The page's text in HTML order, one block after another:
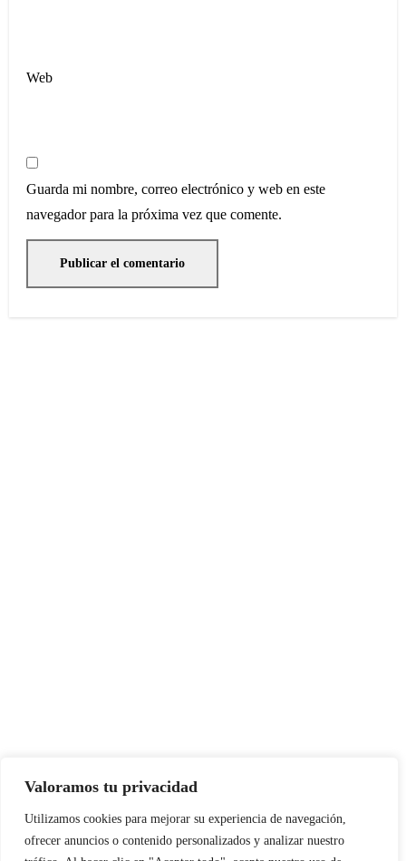
Valoramos tu privacidad
Utilizamos cookies para mejorar su experiencia de navegación,
ofrecer anuncios o contenido personalizados y analizar nuestro
Web
Guarda mi nombre, correo electrónico y web en este
navegador para la próxima vez que comente.
Copyright © All rights reserved Paper News